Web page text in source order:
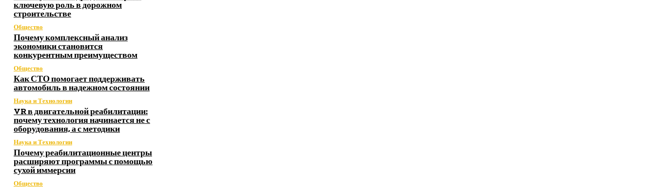
ключевую роль в дорожном
строительстве
Общество
Почему комплексный анализ
экономики становится
конкурентным преимуществом
Общество
Как СТО помогает поддерживать
автомобиль в надежном состоянии
Наука и Технологии
VR в двигательной реабилитации:
почему технология начинается не с
оборудования, а с методики
Наука и Технологии
Почему реабилитационные центры
расширяют программы с помощью
сухой иммерсии
Общество